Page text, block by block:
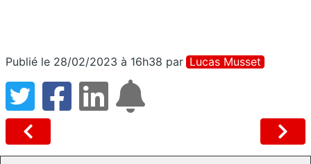
Publié le 28/02/2023 à 16h38 par Lucas Musset